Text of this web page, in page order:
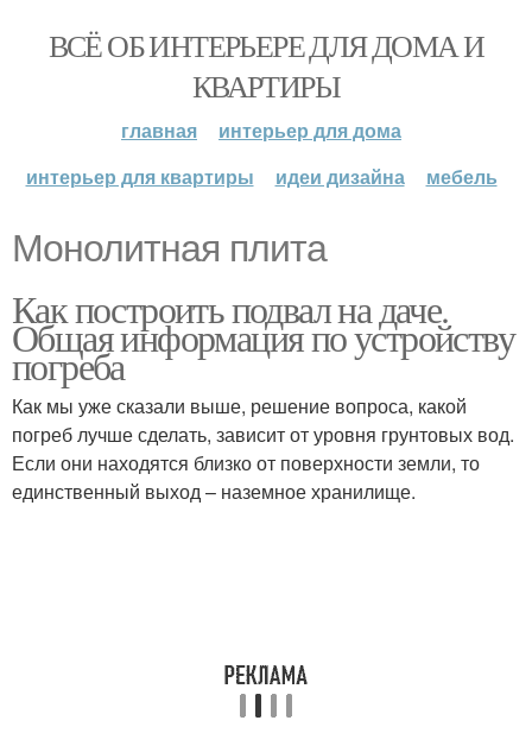
ВСЁ ОБ ИНТЕРЬЕРЕ ДЛЯ ДОМА И
КВАРТИРЫ
главная
интерьер для дома
интерьер для квартиры
идеи дизайна мебель
Монолитная плита
Как построить подвал на даче.
Общая информация по устройству
погреба
Как мы уже сказали выше, решение вопроса, какой
погреб лучше сделать, зависит от уровня грунтовых вод.
Если они находятся близко от поверхности земли, то
единственный выход – наземное хранилище.